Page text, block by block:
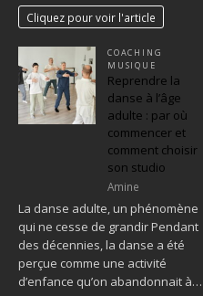
Cliquez pour voir l'article
COACHING
MUSIQUE
Reprendre la
danse à l’âge
adulte : par où
commencer et
comment choisir
son studio
Amine
La danse adulte, un phénomène
qui ne cesse de grandir Pendant
des décennies, la danse a été
perçue comme une activité
d’enfance qu’on abandonnait à…